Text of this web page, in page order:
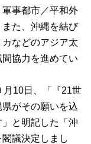
事都市／平和外
た、沖縄を結び
などのアジア太
協力を進めてい
10日、「『21世
がその願いを込
と明記した「沖
議決定しまし